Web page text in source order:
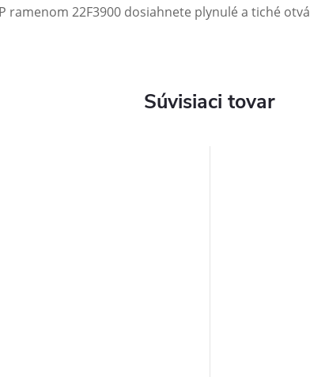
ramenom 22F3900 dosiahnete plynulé a tiché
Súvisiaci tovar